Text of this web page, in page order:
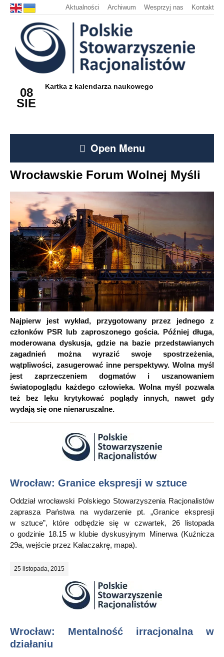
Aktualności Archiwum Wesprzyj nas Kontakt
08
SIE
Kartka z kalendarza naukowego
Open Menu
Wrocławskie Forum Wolnej Myśli
Najpierw jest wykład, przygotowany przez jednego z
członków PSR lub zaproszonego gościa. Później długa,
moderowana dyskusja, gdzie na bazie przedstawianych
zagadnień można wyrazić swoje spostrzeżenia,
wątpliwości, zasugerować inne perspektywy. Wolna myśl
jest zaprzeczeniem dogmatów i uszanowaniem
światopoglądu każdego człowieka. Wolna myśl pozwala
też bez lęku krytykować poglądy innych, nawet gdy
wydają się one nienaruszalne.
Wrocław: Granice ekspresji w sztuce
Oddział wrocławski Polskiego Stowarzyszenia Racjonalistów
zaprasza Państwa na wydarzenie pt. „Granice ekspresji
w sztuce”, które odbędzie się w czwartek, 26 listopada
o godzinie 18.15 w klubie dyskusyjnym Minerwa (Kuźnicza
29a, wejście przez Kalaczakrę, mapa).
25 listopada, 2015
Wrocław: Mentalność irracjonalna w
działaniu